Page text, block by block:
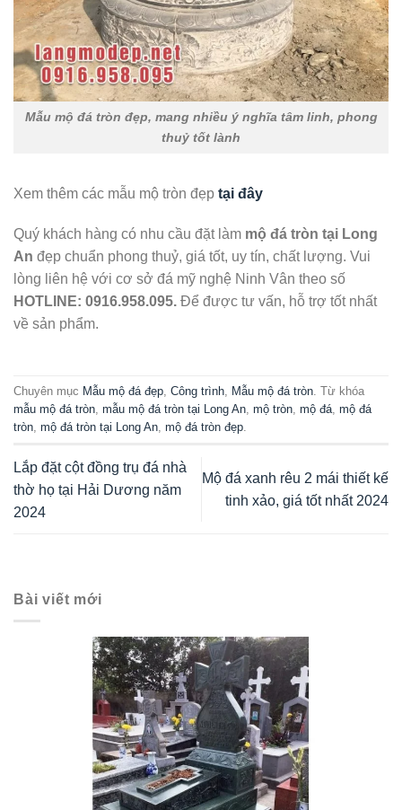
Mẫu mộ đá tròn đẹp, mang nhiều ý nghĩa tâm linh, phong
thuỷ tốt lành
Xem thêm các mẫu mộ tròn đẹp tại đây
Quý khách hàng có nhu cầu đặt làm mộ đá tròn tại Long
An đẹp chuẩn phong thuỷ, giá tốt, uy tín, chất lượng. Vui
lòng liên hệ với cơ sở đá mỹ nghệ Ninh Vân theo số
HOTLINE: 0916.958.095. Để được tư vấn, hỗ trợ tốt nhất
về sản phẩm.
Chuyên mục Mẫu mộ đá đẹp Công trình Mẫu mộ đá tròn . Từ khóa
mẫu mộ đá tròn mẫu mộ đá tròn tại Long An mộ tròn mộ đá mộ đá
tròn mộ đá tròn tại Long An mộ đá tròn đẹp
Lắp đặt cột đồng trụ đá nhà
thờ họ tại Hải Dương năm
2024
Mộ đá xanh rêu 2 mái thiết kế
tinh xảo, giá tốt nhất 2024
Bài viết mới